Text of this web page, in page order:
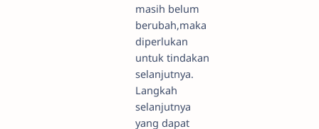
masih belum
berubah,maka
diperlukan
untuk tindakan
selanjutnya.
Langkah
selanjutnya
yang dapat